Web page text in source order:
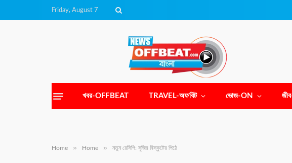
Friday, August 7
খবর-OFFBEAT TRAVEL-অফবিট ভোজ-ON
Home » Home » নতুন রেসিপি: সুজির বিস্কুটের পিঠে